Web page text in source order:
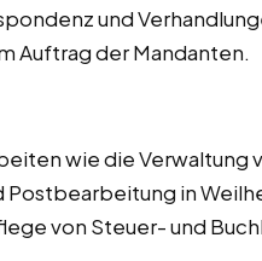
und
Auftrag der Mandanten.
wie die Verwaltung
in
von Steuer- und